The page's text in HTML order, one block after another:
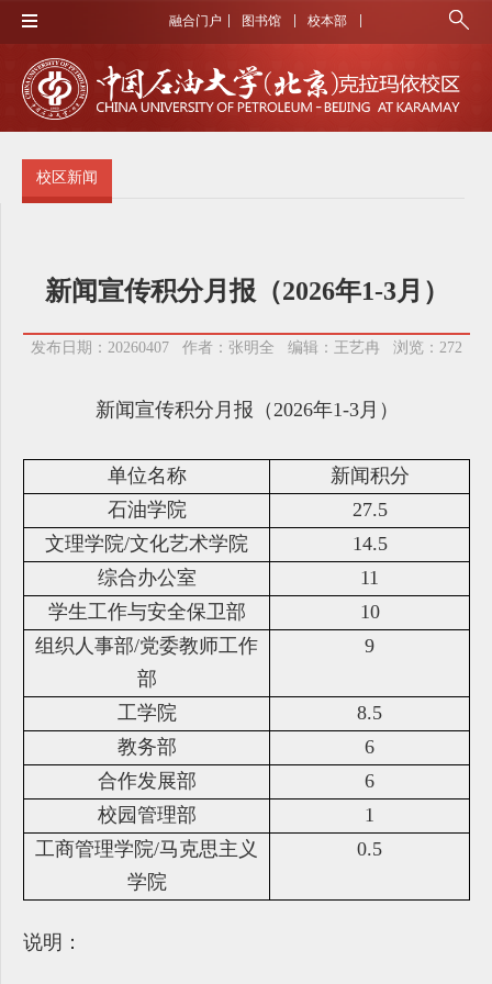
融合门户 图书馆 校本部
校区新闻
新闻宣传积分月报（2026年1-3月）
发布日期：20260407 作者：张明全 编辑：王艺冉 浏览： 272
新闻宣传积分月报（2026年1-3月）
单位名称
新闻积分
石油学院
27.5
文理学院/文化艺术学院
14.5
综合办公室
11
学生工作与安全保卫部
10
组织人事部/党委教师工作
部
9
工学院
8.5
教务部
6
合作发展部
6
校园管理部
1
工商管理学院/马克思主义
学院
0.5
说明：